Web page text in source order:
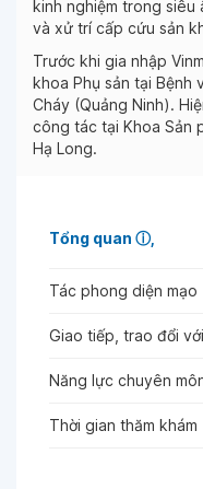
kinh nghiệm trong siêu
và xử trí cấp cứu sản
Trước khi gia nhập
khoa Phụ sản tại Bệnh
Cháy (Quảng Ninh).
công tác tại Khoa Sản
Hạ Long.
Tổng quan ⓘ
Tác phong diện mạo
Giao tiếp, trao đổi
Năng lực chuyên
Thời gian thăm khám